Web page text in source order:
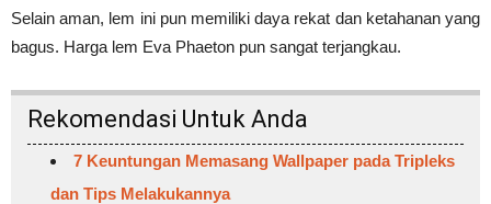
Selain aman, lem ini pun memiliki daya rekat dan ketahanan yang
bagus. Harga lem Eva Phaeton pun sangat terjangkau.
Rekomendasi Untuk Anda
7 Keuntungan Memasang Wallpaper pada Tripleks
dan Tips Melakukannya